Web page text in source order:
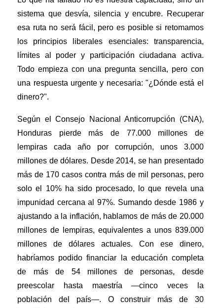
sistema que desvía, silencia y encubre. Recuperar
esa ruta no será fácil, pero es posible si retomamos
los principios liberales esenciales: transparencia,
límites al poder y participación ciudadana activa.
Todo empieza con una pregunta sencilla, pero con
una respuesta urgente y necesaria: "¿Dónde está el
dinero?".
Según el Consejo Nacional Anticorrupción (CNA),
Honduras pierde más de 77.000 millones de
lempiras cada año por corrupción, unos 3.000
millones de dólares. Desde 2014, se han presentado
más de 170 casos contra más de mil personas, pero
solo el 10% ha sido procesado, lo que revela una
impunidad cercana al 97%. Sumando desde 1986 y
ajustando a la inflación, hablamos de más de 20.000
millones de lempiras, equivalentes a unos 839.000
millones de dólares actuales. Con ese dinero,
habríamos podido financiar la educación completa
de más de 54 millones de personas, desde
preescolar hasta maestría —cinco veces la
población del país—. O construir más de 30